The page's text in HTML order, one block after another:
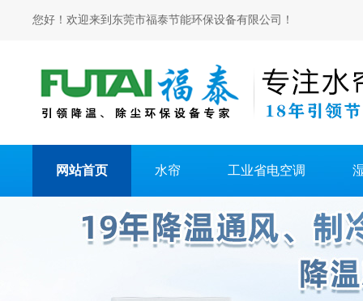
您好！欢迎来到东莞市福泰节能环保设备有限公司！
网站首页 水帘 工业省电空调